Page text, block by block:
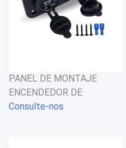
PANEL DE MONTAJE
ENCENDEDOR DE
CIGARRILLO 12V + 2 USB
Consulte-nos